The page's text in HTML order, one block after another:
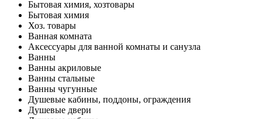
Бытовая химия, хозтовары
Бытовая химия
Хоз. товары
Ванная комната
Аксессуары для ванной комнаты и санузла
Ванны
Ванны акриловые
Ванны стальные
Ванны чугунные
Душевые кабины, поддоны, ограждения
Душевые двери